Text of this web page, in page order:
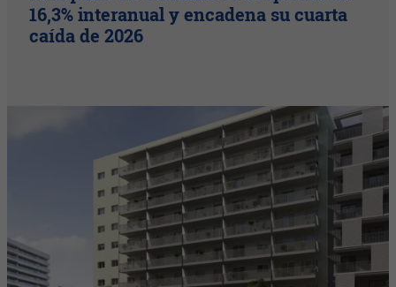
16,3% interanual y encadena su cuarta
caída de 2026